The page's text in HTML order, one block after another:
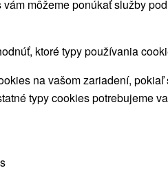
sv. Františka Rajecká
môžeme ponúkať služby
ktoré typy používania
na vašom zariadení,
typy cookies potrebujeme